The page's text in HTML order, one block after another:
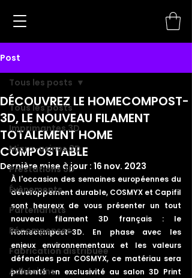
Post
Tous les posts
Imprimantes 3D
Micro-usines 3D
Prestations 3D
Évènements
Partenariats
Récompenses
Fabrication distribuée
Adhésions
Tous les posts
DÉCOUVREZ LE HOMECOMPOST-
3D, LE NOUVEAU FILAMENT
TOTALEMENT HOME
COMPOSTABLE
Dernière mise à jour : 16 nov. 2023
À l'occasion des semaines européennes du
développement durable, COSMYX et Capifil
sont heureux de vous présenter un tout
nouveau filament 3D français : le
Homecompost-3D. En phase avec les
enjeux environnementaux et les valeurs
défendues par COSMYX, ce matériau sera
présenté en exclusivité au salon 3D Print